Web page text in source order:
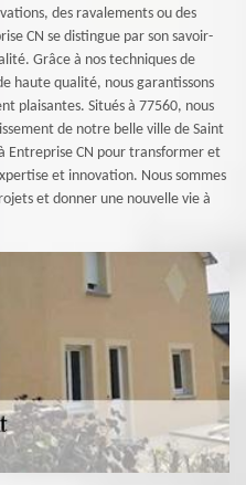
des ravalements ou des
CN se distingue par son savoir-
Grâce à nos techniques de
haute qualité, nous garantissons
plaisantes. Situés à 77560, nous
de notre belle ville de Saint
Entreprise CN pour transformer et
et innovation. Nous sommes
et donner une nouvelle vie à